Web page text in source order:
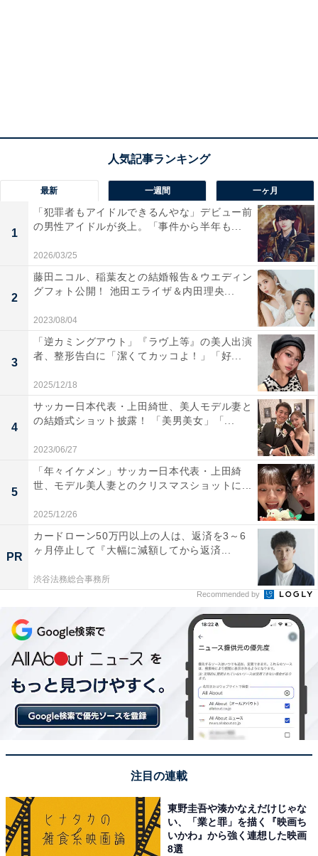
最新 一週間 一ヶ月
1
「犯罪者もアイドルできるんやな」デビュー前
の男性アイドルが炎上。「事件から半年も...
2026/03/25
2
藤田ニコル、稲葉友との結婚報告＆ウエディン
グフォト公開！ 池田エライザ＆内田理央...
2023/08/04
3
「逆カミングアウト」『ラヴ上等』の美人出演
者、整形告白に「潔くてカッコよ！」「好...
2025/12/18
4
サッカー日本代表・上田綺世、美人モデル妻と
の結婚式ショット披露！ 「美男美女」「...
2023/06/27
5
「年々イケメン」サッカー日本代表・上田綺
世、モデル美人妻とのクリスマスショットに...
2025/12/26
PR
カードローン50万円以上の人は、返済を3～6
ヶ月停止して『大幅に減額してから返済...
渋谷法務総合事務所
Recommended by
注目の連載
東野圭吾や湊かなえだけじゃな
い、「業と罪」を描く『映画ち
いかわ』から強く連想した映画
8選